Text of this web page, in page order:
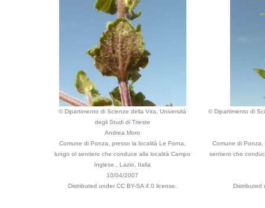
© Dipartimento di Scienze della Vita, Università
degli Studi di Trieste
Andrea Moro
Comune di Ponza, presso la località Le Forna,
lungo ol sentiero che conduce alla località Campo
Inglese., Lazio, Italia
10/04/2007
Distributed under CC BY-SA 4.0 license.
© Dipartimento di
Comune di
sentiero che
Distributed